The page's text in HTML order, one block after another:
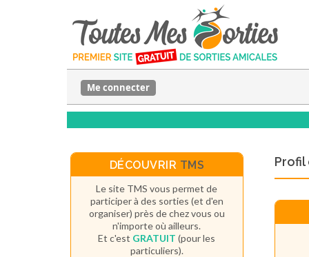
Me connecter
Profil
DÉCOUVRIR TMS
Le site TMS vous permet de
participer à des sorties (et d'en
organiser) près de chez vous ou
n'importe où ailleurs.
Et c'est GRATUIT (pour les
particuliers).